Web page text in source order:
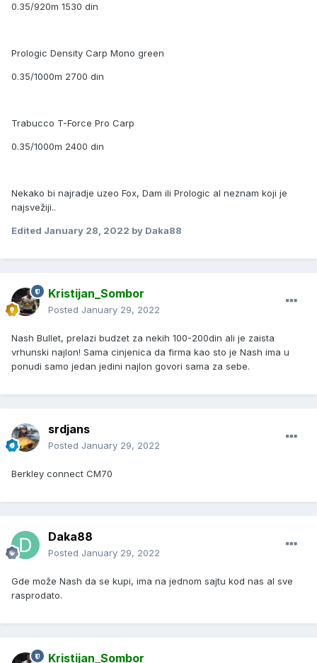
0.35/920m 1530 din
Prologic Density Carp Mono green
0.35/1000m 2700 din
Trabucco T-Force Pro Carp
0.35/1000m 2400 din
Nekako bi najradje uzeo Fox, Dam ili Prologic al neznam koji je
najsvežiji..
Edited January 28, 2022 by Daka88
Kristijan_Sombor
Posted January 29, 2022
Nash Bullet, prelazi budzet za nekih 100-200din ali je zaista
vrhunski najlon! Sama cinjenica da firma kao sto je Nash ima u
ponudi samo jedan jedini najlon govori sama za sebe.
srdjans
Posted January 29, 2022
Berkley connect CM70
Daka88
Posted January 29, 2022
Gde može Nash da se kupi, ima na jednom sajtu kod nas al sve
rasprodato.
Kristijan_Sombor